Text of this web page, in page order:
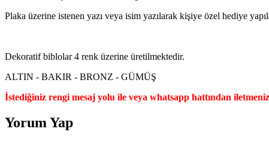
Plaka üzerine istenen yazı veya isim yazılarak kişiye özel hediye
Dekoratif biblolar 4 renk üzerine üretilmektedir.
ALTIN - BAKIR - BRONZ - GÜMÜŞ
İstediğiniz rengi mesaj yolu ile veya whatsapp hattından
Yorum Yap